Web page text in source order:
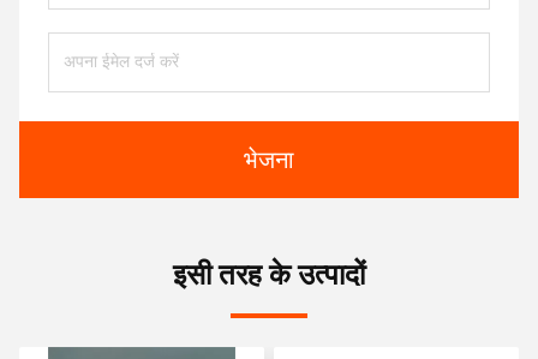
भेजना
इसी तरह के उत्पादों